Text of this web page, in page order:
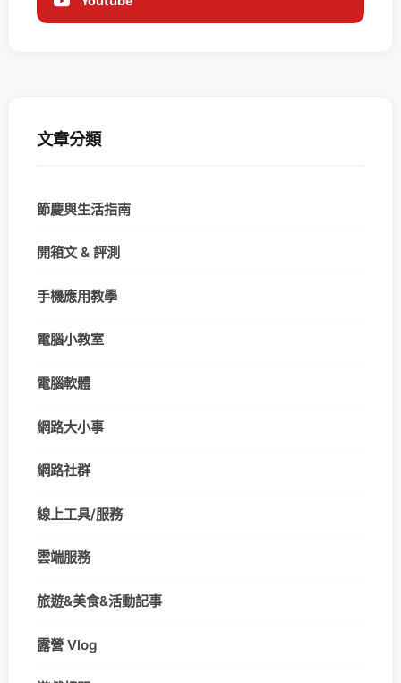
文章分類
節慶與生活指南
開箱文 & 評測
手機應用教學
電腦小教室
電腦軟體
網路大小事
網路社群
線上工具/服務
雲端服務
旅遊&美食&活動記事
露營 Vlog